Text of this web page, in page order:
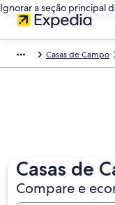
Ignorar a seção principal
Casas de Campo
Casas de
Compare e